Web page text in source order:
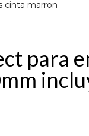
cinta marron
para